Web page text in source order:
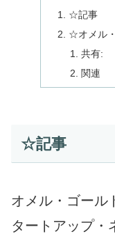
☆記事
☆オメル
共有:
関連
☆記事
オメル・ゴール
タートアップ・